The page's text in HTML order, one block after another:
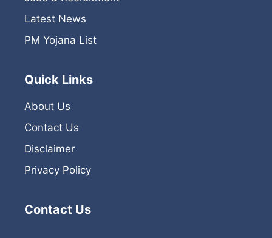
Latest News
PM Yojana List
Quick Links
About Us
Contact Us
Disclaimer
Privacy Policy
Contact Us